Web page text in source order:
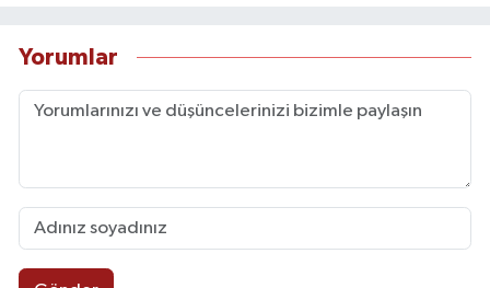
Yorumlar